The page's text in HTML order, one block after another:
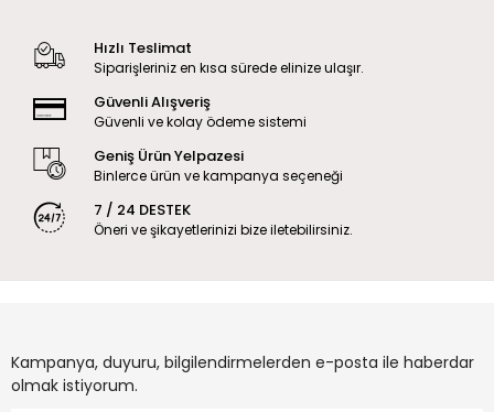
Hızlı Teslimat
Siparişleriniz en kısa sürede elinize ulaşır.
Güvenli Alışveriş
Güvenli ve kolay ödeme sistemi
Geniş Ürün Yelpazesi
Binlerce ürün ve kampanya seçeneği
7 / 24 DESTEK
Öneri ve şikayetlerinizi bize iletebilirsiniz.
Kampanya, duyuru, bilgilendirmelerden e-posta ile haberdar
olmak istiyorum.